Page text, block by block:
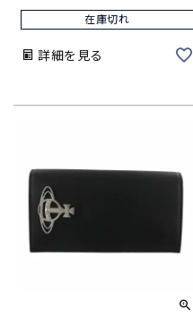
在庫切れ
詳細を見る